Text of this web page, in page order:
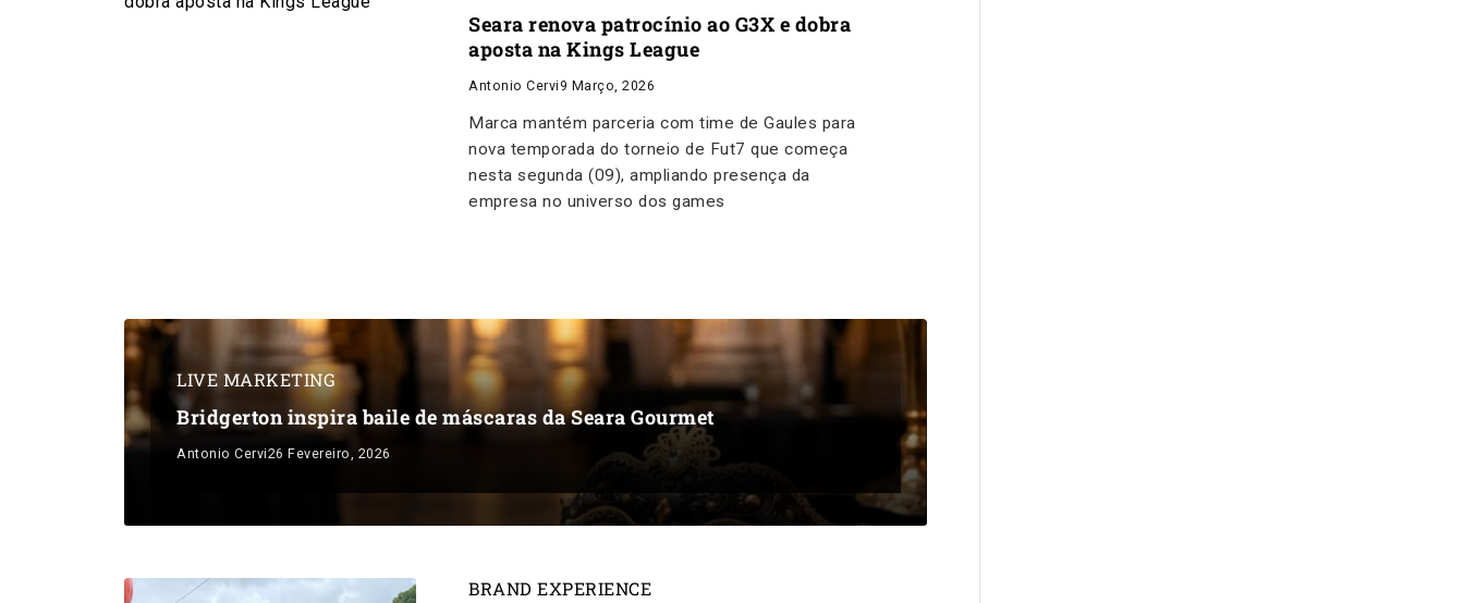
Seara renova patrocínio ao G3X e dobra
aposta na Kings League
Antonio Cervi 9 Março, 2026
Marca mantém parceria com time de Gaules para
nova temporada do torneio de Fut7 que começa
nesta segunda (09), ampliando presença da
empresa no universo dos games
LIVE MARKETING
Bridgerton inspira baile de máscaras da Seara Gourmet
Antonio Cervi26 Fevereiro, 2026
BRAND EXPERIENCE